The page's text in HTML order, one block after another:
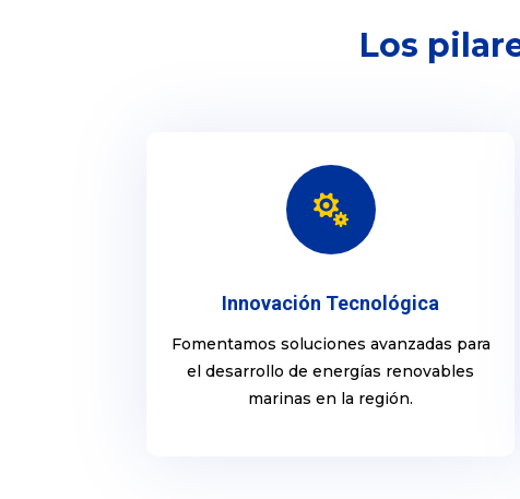
Los

Innovación Tecnológica
Fomentamos soluciones avanzadas para
el desarrollo de energías renovables
marinas en la región.